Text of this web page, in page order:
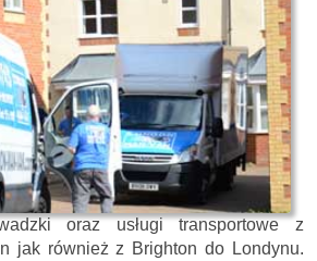
oraz usługi transportowe z
jak również z Brighton do Londynu.